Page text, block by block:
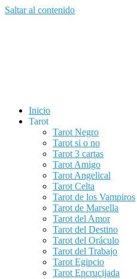
Saltar al contenido
Inicio
Tarot
Tarot Negro
Tarot si o no
Tarot 3 cartas
Tarot Amigo
Tarot Angelical
Tarot Celta
Tarot de los Vampiros
Tarot de Marsella
Tarot del Amor
Tarot del Destino
Tarot del Oráculo
Tarot del Trabajo
Tarot Egipcio
Tarot Encrucijada